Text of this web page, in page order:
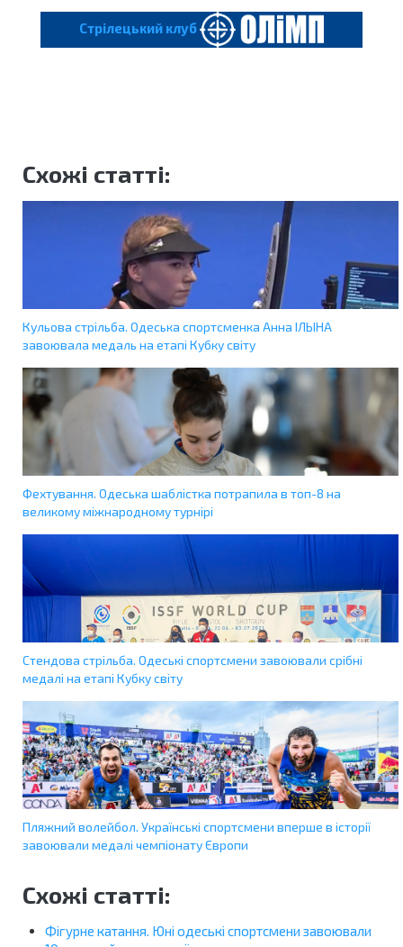
Cтрілецький клуб
Схожі статті:
Кульова стрільба. Одеська спортсменка Анна ІЛЬІНА
завоювала медаль на етапі Кубку світу
Фехтування. Одеська шаблістка потрапила в топ-8 на
великому міжнародному турнірі
Стендова стрільба. Одеські спортсмени завоювали срібні
медалі на етапі Кубку світу
Пляжний волейбол. Українські спортсмени вперше в історії
завоювали медалі чемпіонату Європи
Схожі статті:
Фігурне катання. Юні одеські спортсмени завоювали